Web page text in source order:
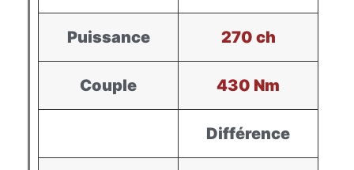
Puissance 270 ch
Couple 430 Nm
Différence